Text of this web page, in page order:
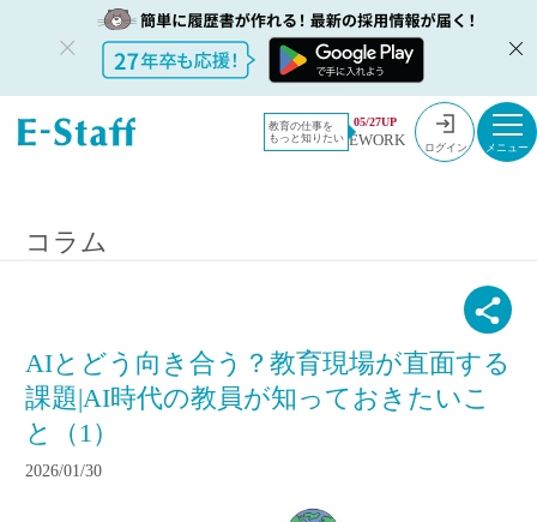
教育の仕事を
もっと知りたい
05/27UP
EWORK ログイン
教員採用情報のイー・スタッフ TOP
コラム
AIとどう向き合う？教育現場が直面する課題|AI時代の教員が知っておきた
コラム
AIとどう向き合う？教育現場が直面する
課題|AI時代の教員が知っておきたいこ
と（1）
2026/01/30